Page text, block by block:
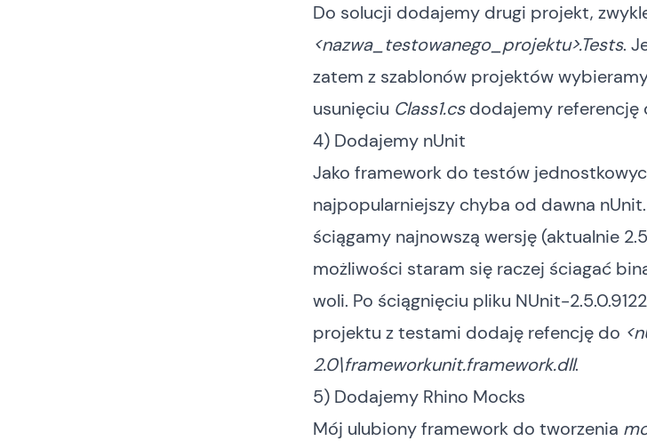
Do solucji dodajemy drugi projekt,
<nazwa_testowanego_projektu>.Tests.
zatem z szablonów projektów
usunięciu Class1.csdodajemy referencję
4) Dodajemy nUnit
Jako framework do testów
najpopularniejszy chyba od dawna
ściągamy najnowszą wersję (aktualnie
możliwości staram się raczej ściagać
woli. Po ściągnięciu pliku NUnit-
projektu z testami dodaję refencję do
2.0\frameworkunit.framework.dll.
5) Dodajemy Rhino Mocks
Mój ulubiony framework do tworzenia